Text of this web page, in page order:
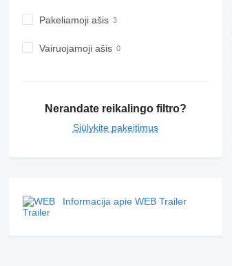
Pakeliamoji ašis
Vairuojamoji ašis
Nerandate reikalingo filtro?
Siūlykite pakeitimus
Informacija apie WEB Trailer